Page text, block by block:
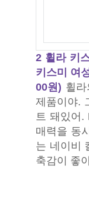
2 휠라 키
키스미 여
00원) 휠
제품이야.
트 돼있어.
매력을 동
는 네이비
축감이 좋